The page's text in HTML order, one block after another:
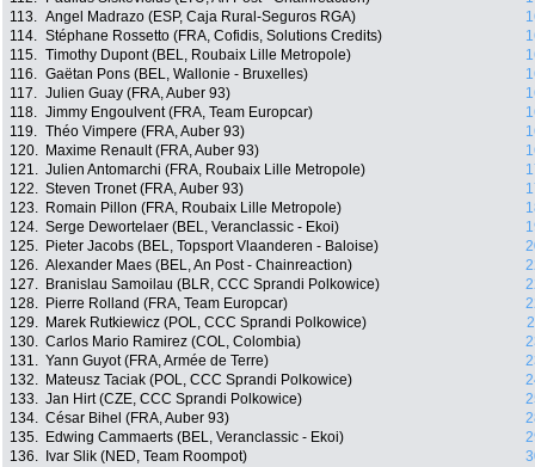
113. Angel Madrazo (ESP, Caja Rural-Seguros RGA)
114. Stéphane Rossetto (FRA, Cofidis, Solutions Credits)
115. Timothy Dupont (BEL, Roubaix Lille Metropole)
116. Gaëtan Pons (BEL, Wallonie - Bruxelles)
117. Julien Guay (FRA, Auber 93)
118. Jimmy Engoulvent (FRA, Team Europcar)
119. Théo Vimpere (FRA, Auber 93)
120.
Maxime Renault (FRA, Auber 93)
121. Julien Antomarchi (FRA, Roubaix Lille Metropole)
122. Steven Tronet (FRA, Auber 93)
123.
Romain Pillon (FRA, Roubaix Lille Metropole)
124. Serge Dewortelaer (BEL, Veranclassic - Ekoi)
125.
Pieter Jacobs (BEL, Topsport Vlaanderen - Baloise)
126. Alexander Maes (BEL, An Post - Chainreaction)
127.
Branislau Samoilau (BLR, CCC Sprandi Polkowice)
128.
Pierre Rolland (FRA, Team Europcar)
129.
Marek Rutkiewicz (POL, CCC Sprandi Polkowice)
130. Carlos Mario Ramirez (COL, Colombia)
131. Yann Guyot (FRA, Armée de Terre)
132.
Mateusz Taciak (POL, CCC Sprandi Polkowice)
133. Jan Hirt (CZE, CCC Sprandi Polkowice)
134. César Bihel (FRA, Auber 93)
135.
Edwing Cammaerts (BEL, Veranclassic - Ekoi)
136.
Ivar Slik (NED, Team Roompot)